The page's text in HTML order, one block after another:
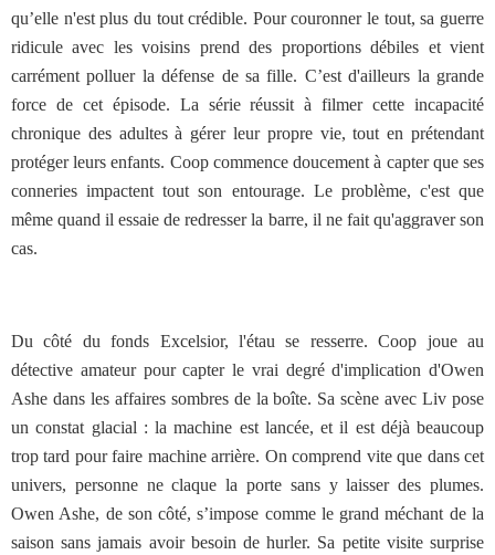
qu’elle n'est plus du tout crédible. Pour couronner le tout, sa guerre
ridicule avec les voisins prend des proportions débiles et vient
carrément polluer la défense de sa fille. C’est d'ailleurs la grande
force de cet épisode. La série réussit à filmer cette incapacité
chronique des adultes à gérer leur propre vie, tout en prétendant
protéger leurs enfants. Coop commence doucement à capter que ses
conneries impactent tout son entourage. Le problème, c'est que
même quand il essaie de redresser la barre, il ne fait qu'aggraver son
cas.
Du côté du fonds Excelsior, l'étau se resserre. Coop joue au
détective amateur pour capter le vrai degré d'implication d'Owen
Ashe dans les affaires sombres de la boîte. Sa scène avec Liv pose
un constat glacial : la machine est lancée, et il est déjà beaucoup
trop tard pour faire machine arrière. On comprend vite que dans cet
univers, personne ne claque la porte sans y laisser des plumes.
Owen Ashe, de son côté, s’impose comme le grand méchant de la
saison sans jamais avoir besoin de hurler. Sa petite visite surprise